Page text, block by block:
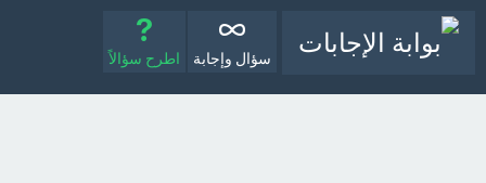
سؤال وإجابة اطرح سؤالاً